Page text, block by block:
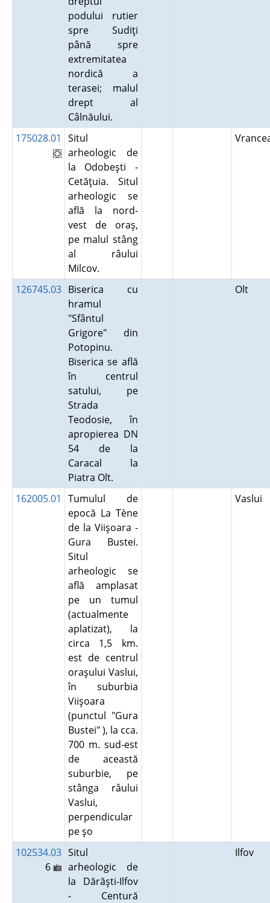
podului rutier
spre Sudiţi
până spre
extremitatea
nordică a
terasei; malul
drept al
Câlnăului.
175028.01
Situl
arheologic de
la Odobeşti -
Cetăţuia. Situl
arheologic se
află la nord-
vest de oraş,
pe malul stâng
al râului
Milcov.
126745.03 Biserica cu
hramul
"Sfântul
Grigore" din
Potopinu.
Biserica se află
în centrul
satului, pe
Strada
Teodosie, în
apropierea DN
54 de la
Caracal la
Piatra Olt.
Olt
162005.01
Tumulul de
epocă La Tène
de la Viişoara -
Gura Bustei.
Situl
arheologic se
află amplasat
pe un tumul
(actualmente
aplatizat), la
circa 1,5 km.
est de centrul
oraşului Vaslui,
în suburbia
Viişoara
(punctul "Gura
Bustei" ), la cca.
700 m. sud-est
de această
suburbie, pe
stânga râului
Vaslui,
perpendicular
pe şo
Vaslui
102534.03
6
Situl
arheologic de
la Dărăşti-Ilfov
- Centură
Ilfov